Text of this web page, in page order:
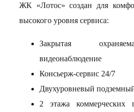
ЖК «Лотос» создан для
высокого уровня сервиса:
Закрытая
видеонаблюдение
Консьерж-сервис 24/7
Двухуровневый
2 этажа коммерческих